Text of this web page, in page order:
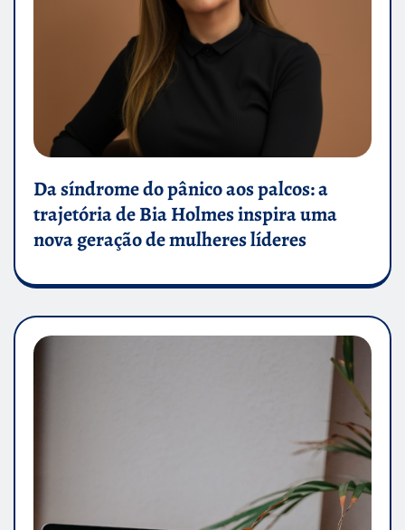
Da síndrome do pânico aos palcos: a
trajetória de Bia Holmes inspira uma
nova geração de mulheres líderes